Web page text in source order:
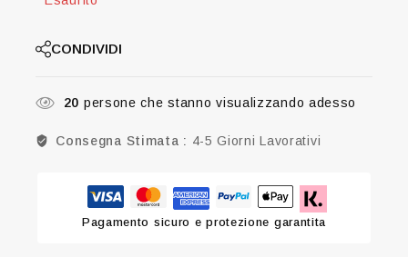
CONDIVIDI
20 persone che stanno visualizzando adesso
Consegna Stimata : 4-5 Giorni Lavorativi
Pagamento sicuro e protezione garantita